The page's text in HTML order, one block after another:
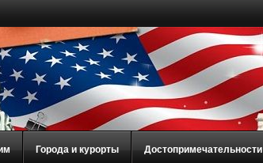
Города и курорты Достопримечательности